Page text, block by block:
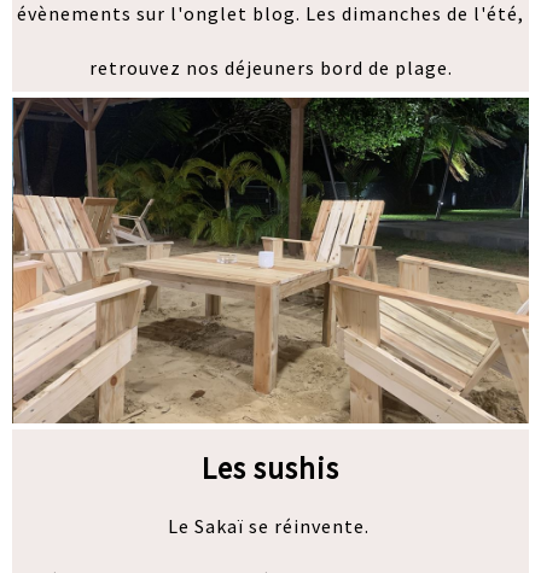
évènements sur l'onglet blog. Les dimanches de l'été,
retrouvez nos déjeuners bord de plage.
Les sushis
Le Sakaï se réinvente.